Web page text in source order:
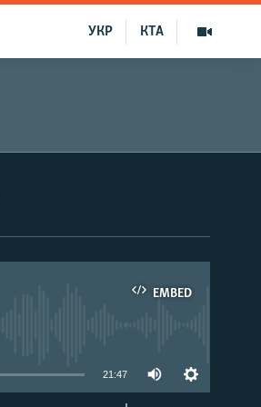
КТА
УКР
EMBED
21:47